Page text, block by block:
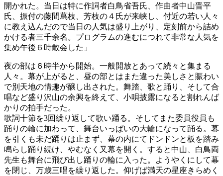
開かれた。当日は特に作詞者白鳥省吾氏、作曲者中山晋平
氏、振付の藤間蔦枝、芳枝の４氏が来峡し、付近の若い人々
に教え込んだので当日の人気は盛り上がり、定刻前から詰め
かける者三千余名。プログラムの進むにつれて非常な人気を
集め午後６時散会した」
夜の部は６時半から開始。一般開放とあって続々と集まる
人々。幕が上がると、昼の部とはまた違った美しさと賑わい
で別天地の情趣が醸し出された。舞踏、歌と踊り、そして合
唱など盛り沢山の余興を終えて、小唄披露になると割れんば
かりの拍手だった。
歌詞十節を3回繰り返して歌い踊る。そしてまた委員役員も
踊りの輪に加わって、舞台いっぱいの大輪になって踊る。幕
を引くも未だ踊りは止まず、幕の内にてドンドンと板を踏み
鳴らし踊り続け、やむなく又幕を開く。すると中山、白鳥両
先生も舞台に飛び出し踊りの輪に入った。ようやくにして幕
を閉じ、万歳三唱を繰り返した。仰げば満天の星座きらめく